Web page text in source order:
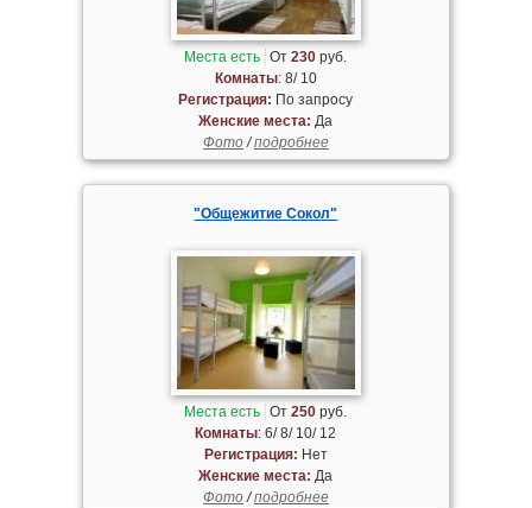
Места есть От230 руб.
Комнаты: 8/ 10
Регистрация: По запросу
Женские места: Да
Фото/подробнее
"Общежитие Сокол"
Места есть От250 руб.
Комнаты: 6/ 8/ 10/ 12
Регистрация: Нет
Женские места: Да
Фото/подробнее